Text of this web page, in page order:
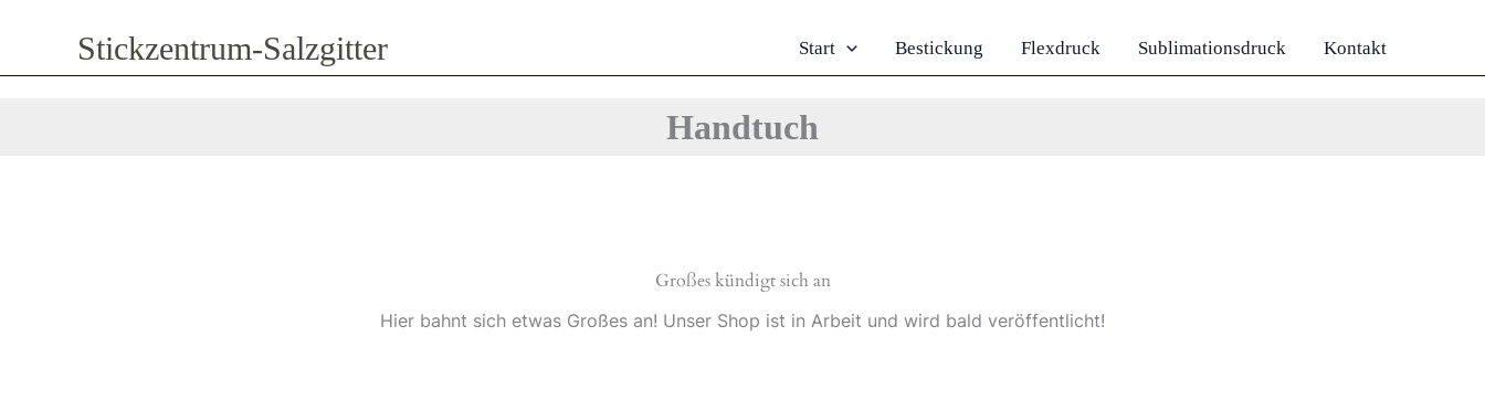
Stickzentrum-Salzgitter Start Bestickung Flexdruck Sublimationsdruck Kontakt
Handtuch
Großes kündigt sich an
Hier bahnt sich etwas Großes an! Unser Shop ist in Arbeit und wird bald veröffentlicht!